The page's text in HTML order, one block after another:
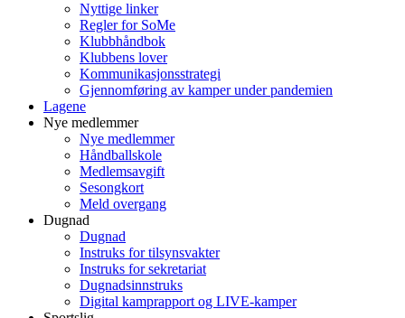
Nyttige linker
Regler for SoMe
Klubbhåndbok
Klubbens lover
Kommunikasjonsstrategi
Gjennomføring av kamper under pandemien
Lagene
Nye medlemmer
Nye medlemmer
Håndballskole
Medlemsavgift
Sesongkort
Meld overgang
Dugnad
Dugnad
Instruks for tilsynsvakter
Instruks for sekretariat
Dugnadsinnstruks
Digital kamprapport og LIVE-kamper